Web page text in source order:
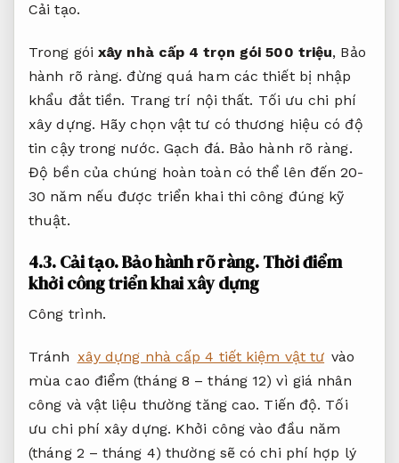
Cải tạo.
Trong gói xây nhà cấp 4 trọn gói 500 triệu, Bảo
hành rõ ràng. đừng quá ham các thiết bị nhập
khẩu đắt tiền. Trang trí nội thất. Tối ưu chi phí
xây dựng. Hãy chọn vật tư có thương hiệu có độ
tin cậy trong nước. Gạch đá. Bảo hành rõ ràng.
Độ bền của chúng hoàn toàn có thể lên đến 20-
30 năm nếu được triển khai thi công đúng kỹ
thuật.
4.3.Cải tạo.Bảo hành rõ ràng.Thời điểm
khởi công triển khai xây dựng
Công trình.
Tránh xây dựng nhà cấp 4 tiết kiệm vật tư vào
mùa cao điểm (tháng 8 – tháng 12) vì giá nhân
công và vật liệu thường tăng cao. Tiến độ. Tối
ưu chi phí xây dựng. Khởi công vào đầu năm
(tháng 2 – tháng 4) thường sẽ có chi phí hợp lý